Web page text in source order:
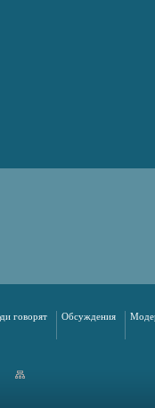
говорят Обсуждения